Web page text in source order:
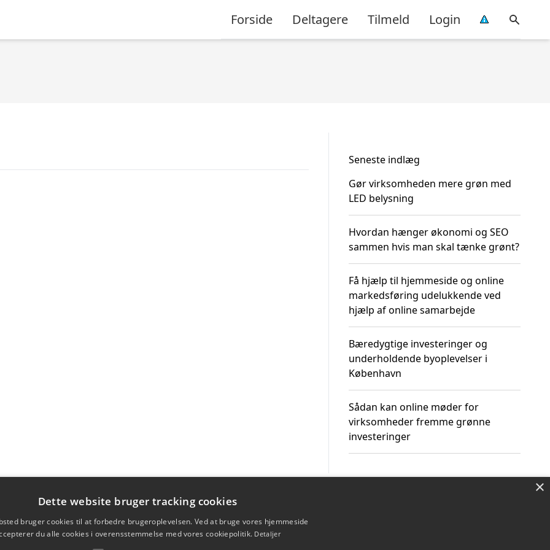
Forside Deltagere Tilmeld Login
Seneste indlæg
Gør virksomheden mere grøn med
LED belysning
Hvordan hænger økonomi og SEO
sammen hvis man skal tænke grønt?
Få hjælp til hjemmeside og online
markedsføring udelukkende ved
hjælp af online samarbejde
Bæredygtige investeringer og
underholdende byoplevelser i
København
Sådan kan online møder for
virksomheder fremme grønne
investeringer
×
Dette website bruger tracking cookies
bruger cookies til at forbedre brugeroplevelsen. Ved at bruge vores hjemmeside
du alle cookies i overensstemmelse med vores cookiepolitik. Detaljer